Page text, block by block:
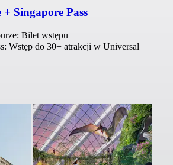
Singapore Pass
Bilet wstępu
Wstęp do 30+ atrakcji w Universal